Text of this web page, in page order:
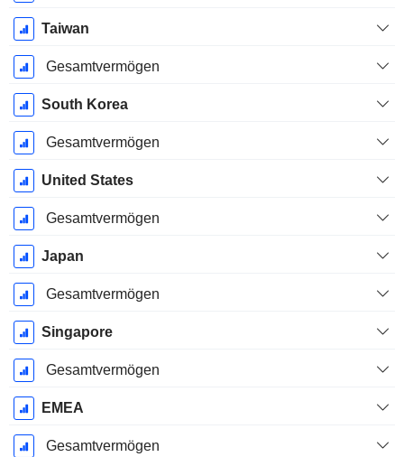
Taiwan
Gesamtvermögen
South Korea
Gesamtvermögen
United States
Gesamtvermögen
Japan
Gesamtvermögen
Singapore
Gesamtvermögen
EMEA
Gesamtvermögen